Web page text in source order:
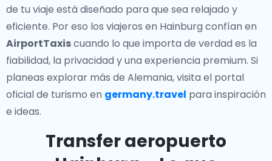
de tu viaje está diseñado para que sea relajado y
eficiente. Por eso los viajeros en Hainburg confían en
AirportTaxiscuando lo que importa de verdad es la
fiabilidad, la privacidad y una experiencia premium. Si
planeas explorar más de Alemania, visita el portal
oficial de turismo en germany.travel para inspiración
e ideas.
Transfer aeropuerto